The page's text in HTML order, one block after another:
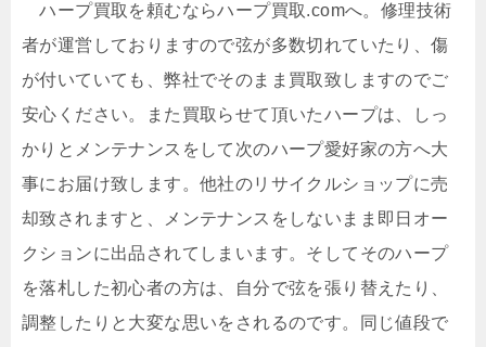
ハープ買取を頼むならハープ買取.comへ。修理技術
者が運営しておりますので弦が多数切れていたり、傷
が付いていても、弊社でそのまま買取致しますのでご
安心ください。また買取らせて頂いたハープは、しっ
かりとメンテナンスをして次のハープ愛好家の方へ大
事にお届け致します。他社のリサイクルショップに売
却致されますと、メンテナンスをしないまま即日オー
クションに出品されてしまいます。そしてそのハープ
を落札した初心者の方は、自分で弦を張り替えたり、
調整したりと大変な思いをされるのです。同じ値段で